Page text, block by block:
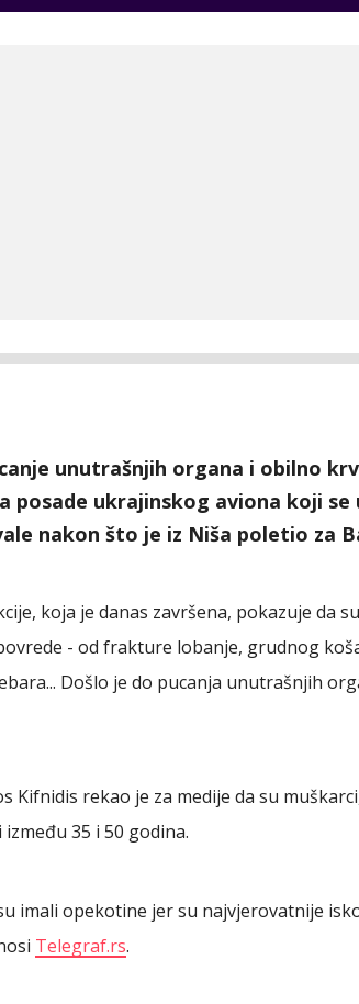
unutrašnjih organa i obilno
posade ukrajinskog aviona koji se
nakon što je iz Niša poletio za
koja je danas završena, pokazuje da
- od frakture lobanje, grudnog
Došlo je do pucanja unutrašnjih
Kifnidis rekao je za medije da su
35 i 50 godina.
imali opekotine jer su najvjerovatnije
Telegraf.rs.